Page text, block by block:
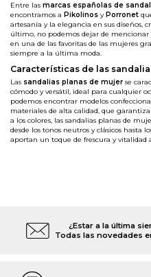
Entre las marcas españolas de
encontramos a Pikolinos y Porronet
artesanía y la elegancia en sus diseños,
último, no podemos dejar de mencionar
en una de las favoritas de las mujeres
siempre a la última moda.
Características de las
Las sandalias planas de mujer se
cómodo y versátil, ideal para cualquier
podemos encontrar modelos
materiales de alta calidad, que
a los colores, las sandalias planas de
desde los tonos neutros y clásicos hasta
aportan un toque de frescura y vitalidad
¿Estar a la última
Todas las novedades